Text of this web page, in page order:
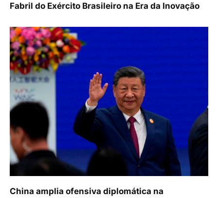
Fabril do Exército Brasileiro na Era da Inovação
China amplia ofensiva diplomática na